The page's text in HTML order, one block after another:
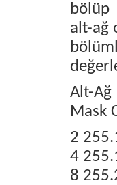
bölüp
alt-ağ
Alt-Ağ
Mask
2
4
8